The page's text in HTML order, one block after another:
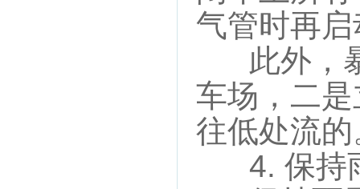
气管时再
此外，暴
车场，二
往低处流的
4. 保持